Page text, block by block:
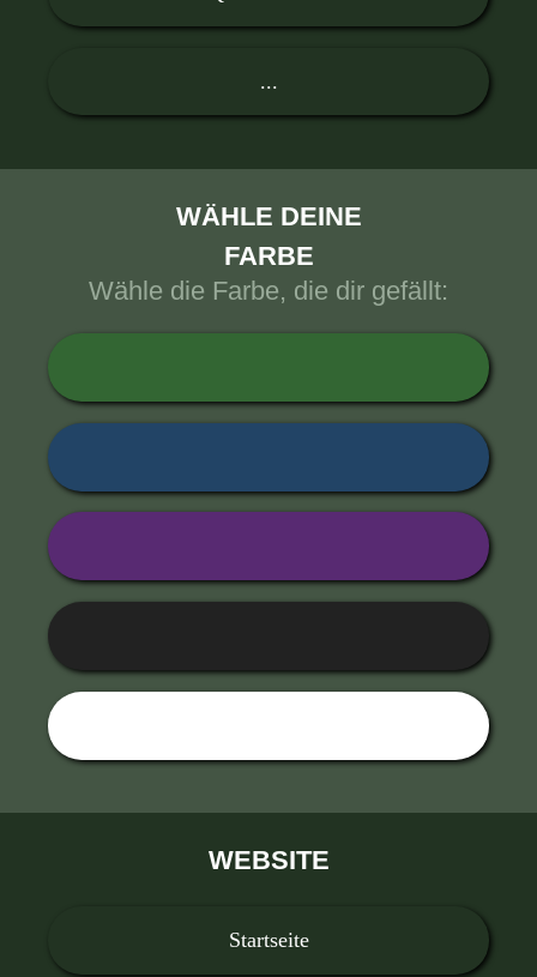
...
WÄHLE DEINE
FARBE
Wähle die Farbe, die dir gefällt:
WEBSITE
Startseite